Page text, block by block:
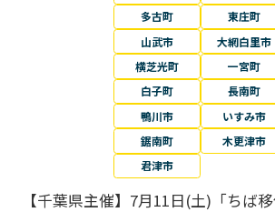
多古町
東庄町
山武市
大網白里市
横芝光町
一宮町
白子町
長南町
鴨川市
いすみ市
鋸南町
木更津市
君津市
【千葉県主催】7月11日(土)「ちば